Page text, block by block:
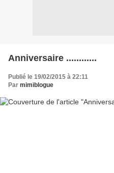
Anniversaire ............
Publié le 19/02/2015 à 22:11
Par mimiblogue